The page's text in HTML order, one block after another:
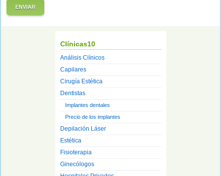
ENVIAR
Clínicas10
Análisis Clínicos
Capilares
Cirugía Estética
Dentistas
Implantes dentales
Precio de los implantes
Depilación Láser
Estética
Fisioterapia
Ginecólogos